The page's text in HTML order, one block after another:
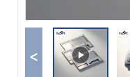
<